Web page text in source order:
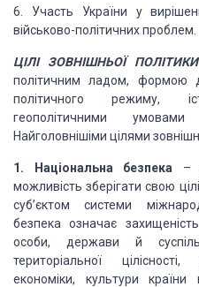
6. Участь України у
військово-політичних проблем.
ЦІЛІ ЗОВНІШНЬОЇ ПОЛІТИКИ
політичним ладом, формою
політичного режиму,
геополітичними
Найголовнішіми цілями
1. Національна безпека –
можливість зберігати свою
суб’єктом системи
безпека означає
особи, держави й
територіальної
економіки, культури країни